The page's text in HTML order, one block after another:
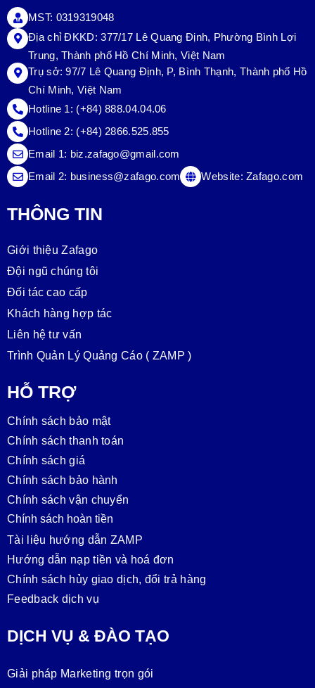
MST: 0319319048
Địa chỉ ĐKKD: 377/17 Lê Quang Định, Phường Bình Lợi
Trung, Thành phố Hồ Chí Minh, Việt Nam
Trụ sở:97/7 Lê Quang Định, P, Bình Thạnh, Thành phố Hồ
Chí Minh, Việt Nam
Hotline 1: (+84) 888.04.04.06
Hotline 2: (+84) 2866.525.855
Email 1: biz.zafago@gmail.com
Email 2: business@zafago.com Website:Zafago.com
THÔNG TIN
Giới thiệu Zafago
Đội ngũ chúng tôi
Đối tác cao cấp
Khách hàng hợp tác
Liên hệ tư vấn
Trình Quản Lý Quảng Cáo ( ZAMP )
HỖ TRỢ
Chính sách bảo mật
Chính sách thanh toán
Chính sách giá
Chính sách bảo hành
Chính sách vận chuyển
Chính sách hoàn tiền
Tài liệu hướng dẫn ZAMP
Hướng dẫn nạp tiền và hoá đơn
Chính sách hủy giao dịch, đổi trả hàng
Feedback dịch vụ
DỊCH VỤ & ĐÀO TẠO
Giải pháp Marketing trọn gói